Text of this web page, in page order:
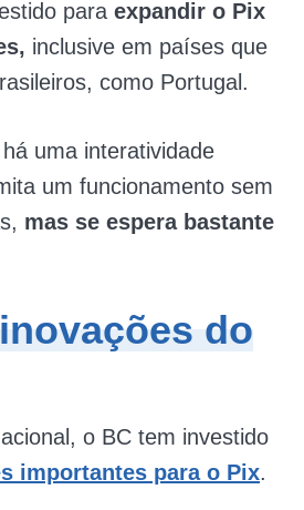
para expandir o Pix
inclusive em países que
como Portugal.
uma interatividade
um funcionamento sem
mas se espera bastante
do
o BC tem investido
importantes para o Pix.